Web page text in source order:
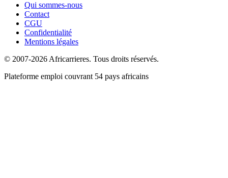
Qui sommes-nous
Contact
CGU
Confidentialité
Mentions légales
© 2007-2026 Africarrieres. Tous droits réservés.
Plateforme emploi couvrant 54 pays africains